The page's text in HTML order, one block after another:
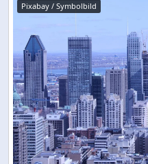
Pixabay / Symbolbild